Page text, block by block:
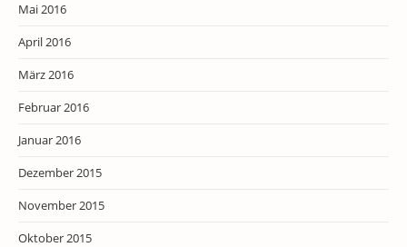
Mai 2016
April 2016
März 2016
Februar 2016
Januar 2016
Dezember 2015
November 2015
Oktober 2015